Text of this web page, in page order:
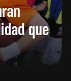
que